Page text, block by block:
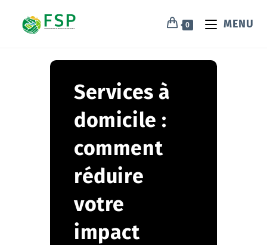
0 MENU
Services à
domicile :
comment
réduire
votre
impact